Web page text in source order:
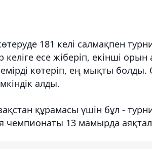
181 келі салмақпен
келіге есе жіберіп, екінші
көтеріп, ең мықты
алды.
құрамасы үшін бұл -
чемпионаты 13 мамырда